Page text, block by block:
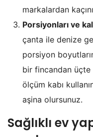
markalardan
Porsiyonları ve
çanta ile denize
porsiyon
bir fincandan
ölçüm kabı
aşina olursunuz.
Sağlıklı ev